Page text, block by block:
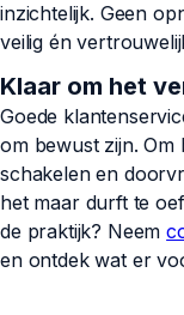
inzichtelijk. Geen
veilig én
Klaar om het
Goede
om bewust zijn.
schakelen en
het maar durft te
de praktijk? Neem
en ontdek wat er